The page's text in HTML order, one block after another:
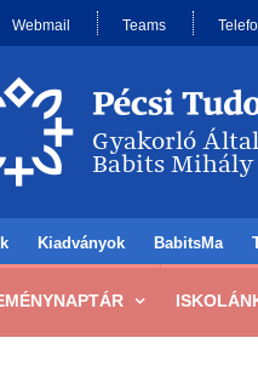
Webmail Teams
Kiadványok BabitsMa